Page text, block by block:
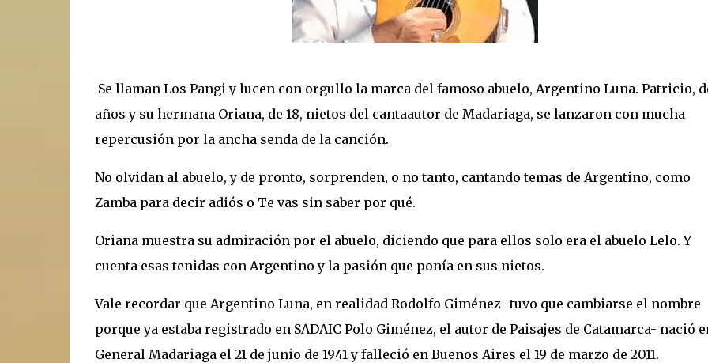
Se llaman Los Pangi y lucen con orgullo la marca del famoso abuelo, Argentino Luna. Patricio,
años y su hermana Oriana, de 18, nietos del cantaautor de Madariaga, se lanzaron con mucha
repercusión por la ancha senda de la canción.
No olvidan al abuelo, y de pronto, sorprenden, o no tanto, cantando temas de Argentino, como
Zamba para decir adiós o Te vas sin saber por qué.
Oriana muestra su admiración por el abuelo, diciendo que para ellos solo era el abuelo Lelo. Y
cuenta esas tenidas con Argentino y la pasión que ponía en sus nietos.
Vale recordar que Argentino Luna, en realidad Rodolfo Giménez -tuvo que cambiarse el nombre
porque ya estaba registrado en SADAIC Polo Giménez, el autor de Paisajes de Catamarca- nació
General Madariaga el 21 de junio de 1941 y falleció en Buenos Aires el 19 de marzo de 2011.